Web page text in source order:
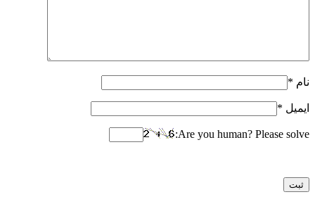
نام *
ایمیل *
Are you human? Please solve: